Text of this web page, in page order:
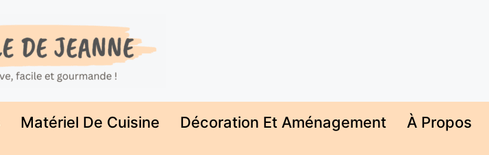
Matériel De Cuisine Décoration Et Aménagement À Propos